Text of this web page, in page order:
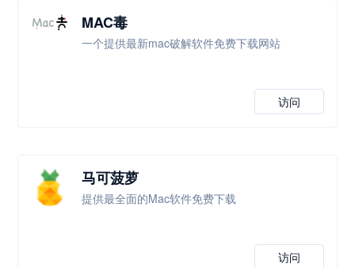
MAC毒
一个提供最新mac破解软件免费下载网站
访问
马可菠萝
提供最全面的Mac软件免费下载
访问